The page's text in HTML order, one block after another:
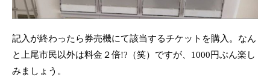
記入が終わったら券売機にて該当するチケットを購入。なん
と上尾市民以外は料金２倍!?（笑）ですが、1000円ぶん楽し
みましょう。